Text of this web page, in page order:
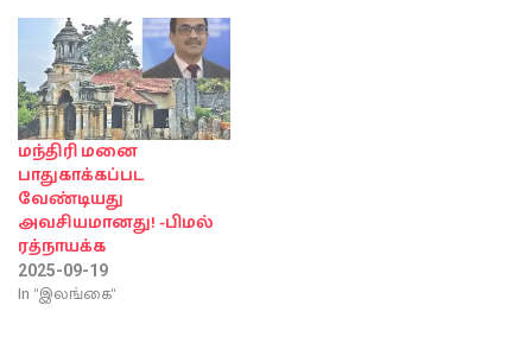
மந்திரி மனை
பாதுகாக்கப்பட
வேண்டியது
அவசியமானது! -பிமல்
ரத்நாயக்க
2025-09-19
In "இலங்கை"